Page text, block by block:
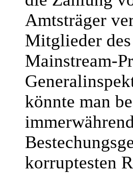
Amtsträger
Mitglieder des
Mainstream-
könnte man
korruptesten